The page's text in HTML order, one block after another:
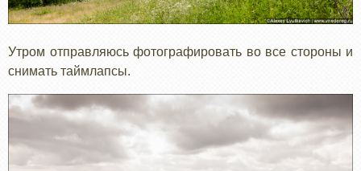
Утром отправляюсь фотографировать во все стороны и
снимать таймлапсы.